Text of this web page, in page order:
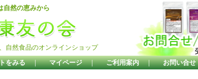
自然の恵みから
自然食品のオンラインショップ
をみる ｜ マイページ ｜ ご利用案内 ｜ お問い合せ